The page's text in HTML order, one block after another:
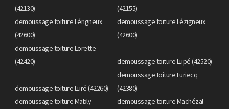
(42130)
(42155)
demoussage toiture Lérigneux
(42600)
demoussage toiture Lézigneux
(42600)
demoussage toiture Lorette
(42420)
demoussage toiture Lupé (42520)
demoussage toiture Luré (42260)
demoussage toiture Luriecq
(42380)
demoussage toiture Mably
demoussage toiture Machézal